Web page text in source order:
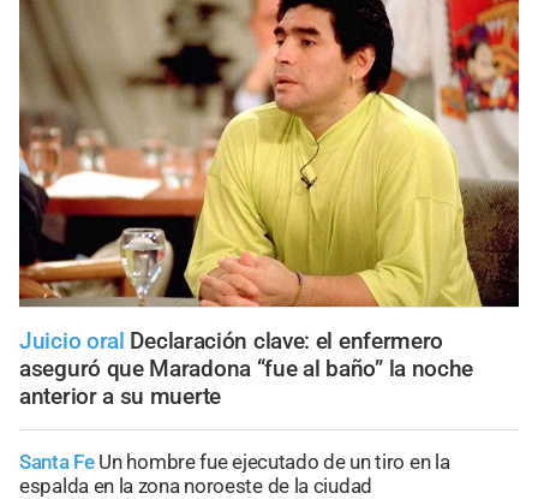
Juicio oral Declaración clave: el enfermero
aseguró que Maradona “fue al baño” la noche
anterior a su muerte
Santa Fe Un hombre fue ejecutado de un tiro en la
espalda en la zona noroeste de la ciudad